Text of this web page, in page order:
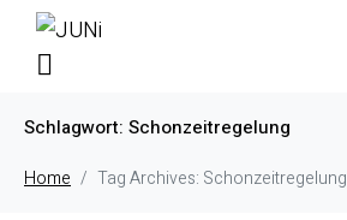
Schlagwort: Schonzeitregelung
Home Tag Archives: Schonzeitregelung